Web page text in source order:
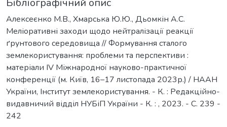
Алексеєнко М.В., Хмарська Ю.Ю., Дьомкін А.С.
Меліоративні заходи щодо нейтралізації реакції
ґрунтового середовища // Формування сталого
землекористування: проблеми та перспективи :
матеріали ІV Міжнародної науково-практичної
конференції (м. Київ, 16–17 листопада 2023р.) / НААН
України, Інститут землекористування. - К. : Редакційно-
видавничий відділ НУБіП України - К. : , 2023. - С. 239 -
242